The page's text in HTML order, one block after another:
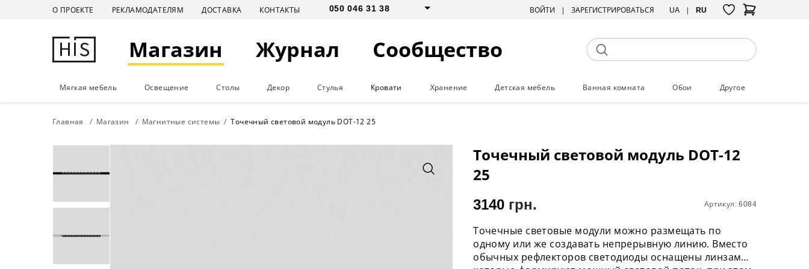
О ПРОЕКТЕ РЕКЛАМОДАТЕЛЯМ ДОСТАВКА КОНТАКТЫ 050 046 31 38 ВОЙТИ ЗАРЕГИСТРИРОВАТЬСЯ UA RU
Магазин Журнал Сообщество
Мягкая мебель Освещение Столы Декор Стулья Кровати Хранение Детская мебель Ванная комната Обои Другое
Главная Магазин Магнитные системы Точечный световой модуль DOT-12 25
Точечный световой модуль DOT-12
25
Артикул: 6084
3140 грн.
Точечные световые модули можно размещать по
одному или же создавать непрерывную линию. Вместо
обычных рефлекторов светодиоды оснащены линзами,